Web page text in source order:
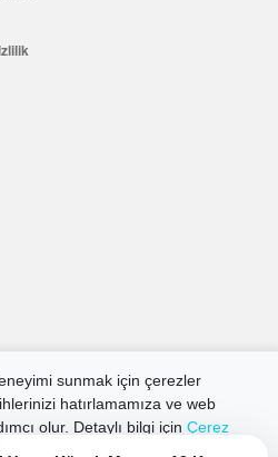
sunmak için çerezler
hatırlamamıza ve web
olur. Detaylı bilgi için Çerez
değerinde indirim kuponu kazanın
Üye Ol